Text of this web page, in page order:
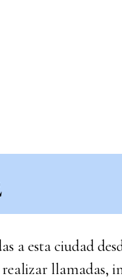
a esta ciudad
llamadas,